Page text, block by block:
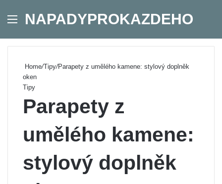
Menu
NAPADYPROKAZDEHO
Home/Tipy/Parapety z umělého kamene: stylový doplněk
oken
Tipy
Parapety z
umělého kamene:
stylový doplněk